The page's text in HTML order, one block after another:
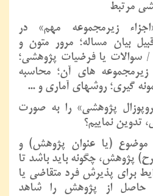
مرتبط
زیرمجموعه مهم» در
قبیل بیان مساله؛ مرور متون و
/ سوالات یا فرضیات پژوهشی؛
های آن؛ محاسبه
گیری؛ روشهای آماری و ...
پژوهشی» را به صورت
تدوین نماییم؟
موضوع (یا عنوان پژوهش) و
پژوهش، چگونه باید باشد تا
برای پذیرش فرد متقاضی یا
حاصل از پژوهش را شاهد